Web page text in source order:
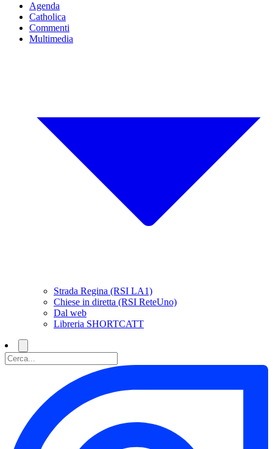
Agenda
Catholica
Commenti
Multimedia
Strada Regina (RSI LA1)
Chiese in diretta (RSI ReteUno)
Dal web
Libreria SHORTCATT